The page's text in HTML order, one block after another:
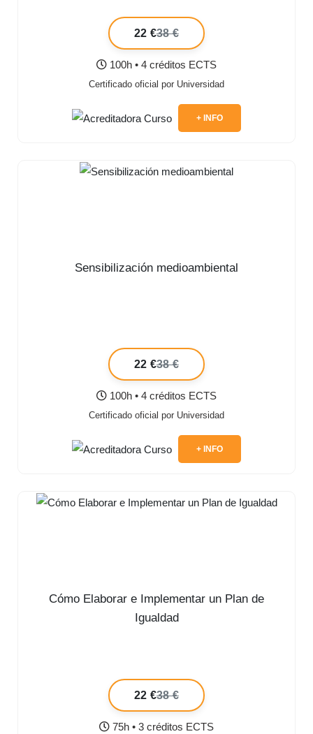
22 €38 €
100h • 4 créditos ECTS
Certificado oficial por Universidad
+ INFO
Sensibilización medioambiental
22 €38 €
100h • 4 créditos ECTS
Certificado oficial por Universidad
+ INFO
Cómo Elaborar e Implementar un Plan de
Igualdad
22 €38 €
75h • 3 créditos ECTS